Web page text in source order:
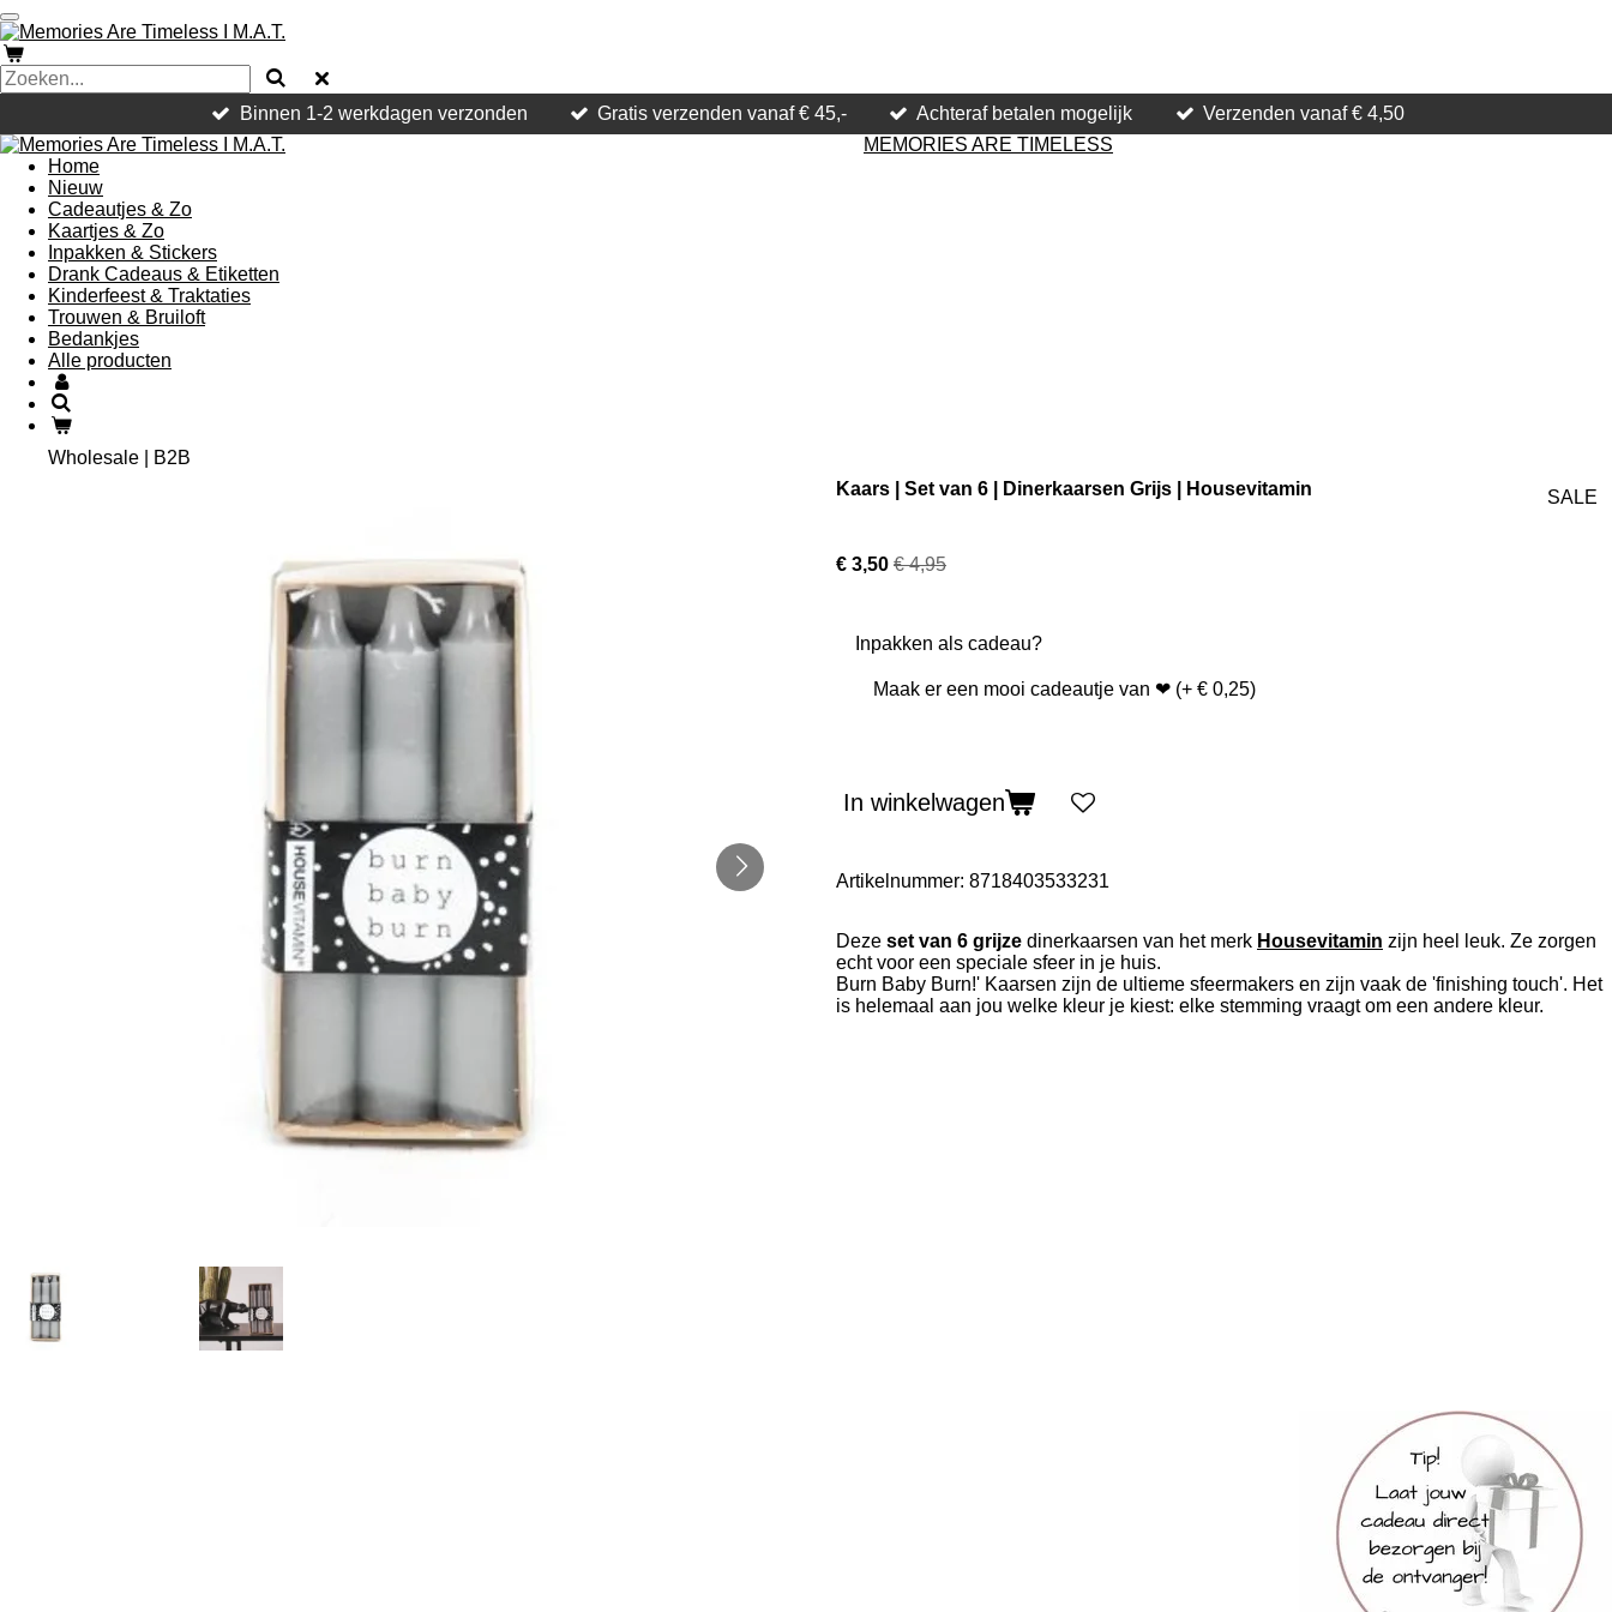
Ga
direct
naar
de
Binnen 1-2 werkdagen verzonden Gratis verzenden vanaf € 45,- Achteraf betalen mogelijk
Verzenden vanaf € 4,50
MEMORIES ARE TIMELESS
Home
Nieuw
Cadeautjes & Zo
Kaartjes & Zo
Inpakken & Stickers
Drank Cadeaus & Etiketten
Kinderfeest & Traktaties
Trouwen & Bruiloft
Bedankjes
Alle producten
Wholesale | B2B
Kaars | Set van 6 | Dinerkaarsen Grijs | Housevitamin
SALE
€ 3,50 € 4,95
Inpakken als cadeau?
In winkelwagen
Artikelnummer: 8718403533231
Deze set van 6 grijze dinerkaarsen van het merk Housevitamin zijn heel leuk. Ze zorgen
echt voor een speciale sfeer in je huis.
Burn Baby Burn!' Kaarsen zijn de ultieme sfeermakers en zijn vaak de 'finishing touch'. Het
is helemaal aan jou welke kleur je kiest: elke stemming vraagt om een andere kleur.